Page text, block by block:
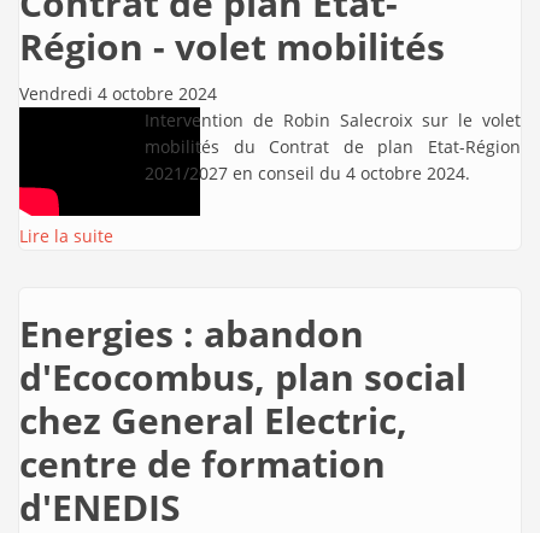
Région - volet mobilités
Vendredi 4 octobre 2024
Intervention de Robin Salecroix sur le volet
mobilités du Contrat de plan Etat-Région
2021/2027 en conseil du 4 octobre 2024.
Lire la suite
Energies : abandon
d'Ecocombus, plan social
chez General Electric,
centre de formation
d'ENEDIS